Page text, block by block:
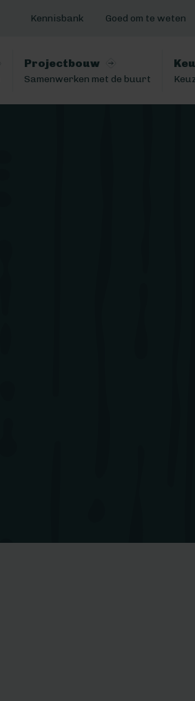
Kennisbank Goed om te weten
Projectbouw
Samenwerken met de buurt